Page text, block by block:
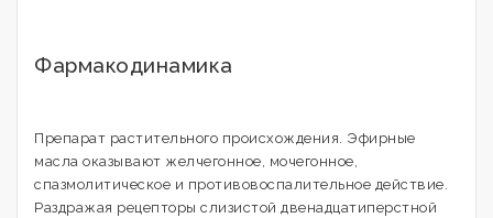
Фармакодинамика
Препарат растительного происхождения. Эфирные
масла оказывают желчегонное, мочегонное,
спазмолитическое и противовоспалительное действие.
Раздражая рецепторы слизистой двенадцатиперстной